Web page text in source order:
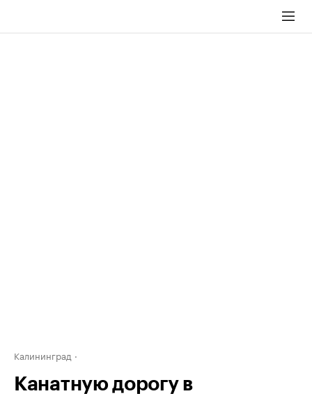
Калининград
Канатную дорогу в